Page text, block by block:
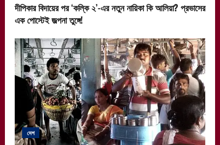
দীপিকার বিদায়ের পর ‘কল্কি ২’-এর নতুন নায়িকা কি আলিয়া? প্রভাসের
এক পোস্টেই জল্পনা তুঙ্গে!
দেশ